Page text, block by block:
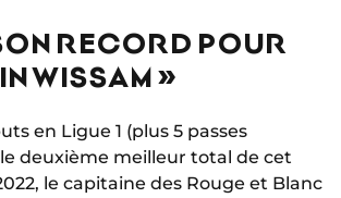
RECORD POUR
WISSAM »
en Ligue 1 (plus 5 passes
deuxième meilleur total de cet
le capitaine des Rouge et Blanc